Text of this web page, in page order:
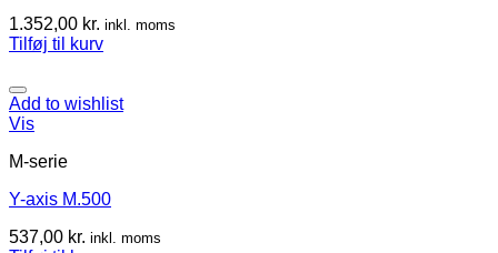
1.352,00 kr. inkl. moms
Tilføj til kurv
Add to wishlist
Vis
M-serie
Y-axis M.500
537,00 kr. inkl. moms